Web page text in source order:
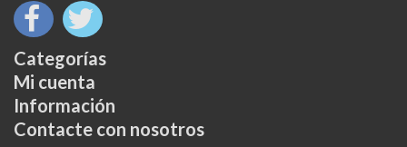
Categorías
Mi cuenta
Información
Contacte con nosotros